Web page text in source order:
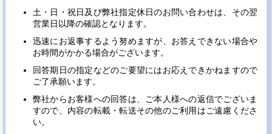
土・日・祝日及び弊社指定休日のお問い合わせは、その翌
営業日以降の確認となります。
迅速にお返事するよう努めますが、お答えできない場合や
お時間がかかる場合がございます。
回答期日の指定などのご要望にはお応えできかねますので
ご了承願います。
弊社からお客様への回答は、ご本人様への返信でございま
すので、内容の転載・転送その他のご利用はご遠慮くださ
い。